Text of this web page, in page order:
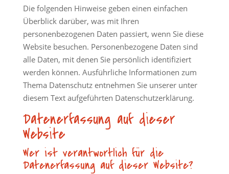
Die folgenden Hinweise geben einen einfachen
Überblick darüber, was mit Ihren
personenbezogenen Daten passiert, wenn Sie diese
Website besuchen. Personenbezogene Daten sind
alle Daten, mit denen Sie persönlich identifiziert
werden können. Ausführliche Informationen zum
Thema Datenschutz entnehmen Sie unserer unter
diesem Text aufgeführten Datenschutzerklärung.
Datenerfassung auf dieser
Website
Wer ist verantwortlich für die
Datenerfassung auf dieser Website?